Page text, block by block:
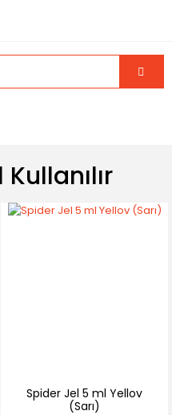
Spider Jel 5 ml Yellov
(Sarı)